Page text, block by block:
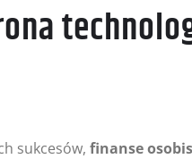
sukcesów, finanse